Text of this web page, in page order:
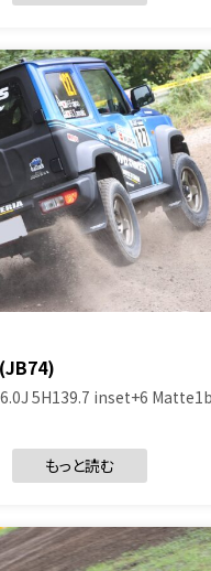
5H139.7 inset+6
もっと読む